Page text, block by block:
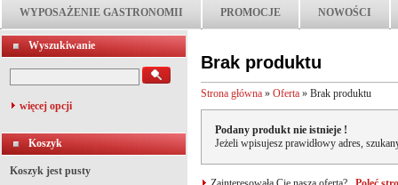
WYPOSAŻENIE GASTRONOMII PROMOCJE NOWOŚCI
Wyszukiwanie
więcej opcji
Koszyk
Koszyk jest pusty
Brak produktu
Strona główna » Oferta » Brak produktu
Podany produkt nie istnieje !
Jeżeli wpisujesz prawidłowy adres,